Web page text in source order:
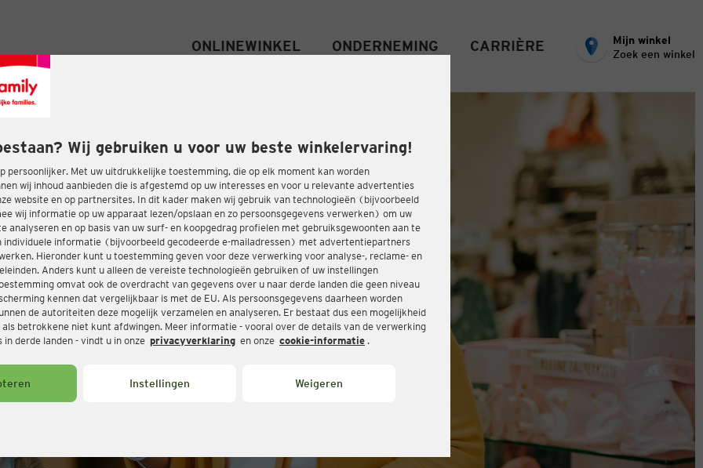
Wij gebruiken u voor uw beste winkelervaring!
persoonlijker. Met uw uitdrukkelijke toestemming, die op elk moment kan worden
wij inhoud aanbieden die is afgestemd op uw interesses en voor u relevante advertenties
website en op partnersites. In dit kader maken wij gebruik van technologieën (bijvoorbeeld
wij informatie op uw apparaat lezen/opslaan en zo persoonsgegevens verwerken) om uw
analyseren en op basis van uw surf- en koopgedrag profielen met gebruiksgewoonten aan te
individuele informatie (bijvoorbeeld gecodeerde e-mailadressen) met advertentiepartners
Hieronder kunt u toestemming geven voor deze verwerking voor analyse-, reclame- en
Anders kunt u alleen de vereiste technologieën gebruiken of uw instellingen
omvat ook de overdracht van gegevens over u naar derde landen die geen niveau
kennen dat vergelijkbaar is met de EU. Als persoonsgegevens daarheen worden
de autoriteiten deze mogelijk verzamelen en analyseren. Er bestaat dus een mogelijkheid
betrokkene niet kunt afdwingen. Meer informatie - vooral over de details van de verwerking
in derde landen - vindt u in onze privacyverklaring en onze cookie-informatie .
Instellingen Weigeren
ONLINEWINKEL ONDERNEMING CARRIÈRE
Mijn winkel
Zoek een winkel